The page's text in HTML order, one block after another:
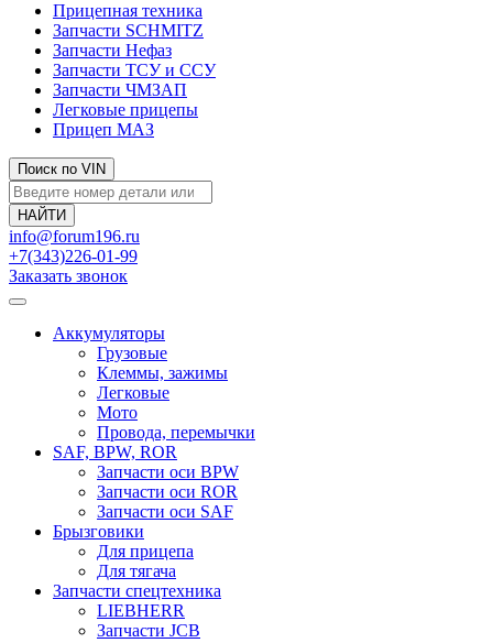
Прицепная техника
Запчасти SCHMITZ
Запчасти Нефаз
Запчасти ТСУ и ССУ
Запчасти ЧМЗАП
Легковые прицепы
Прицеп МАЗ
Поиск по VIN
info@forum196.ru
+7(343)226-01-99
Заказать звонок
Аккумуляторы
Грузовые
Клеммы, зажимы
Легковые
Мото
Провода, перемычки
SAF, BPW, ROR
Запчасти оси BPW
Запчасти оси ROR
Запчасти оси SAF
Брызговики
Для прицепа
Для тягача
Запчасти спецтехника
LIEBHERR
Запчасти JCB